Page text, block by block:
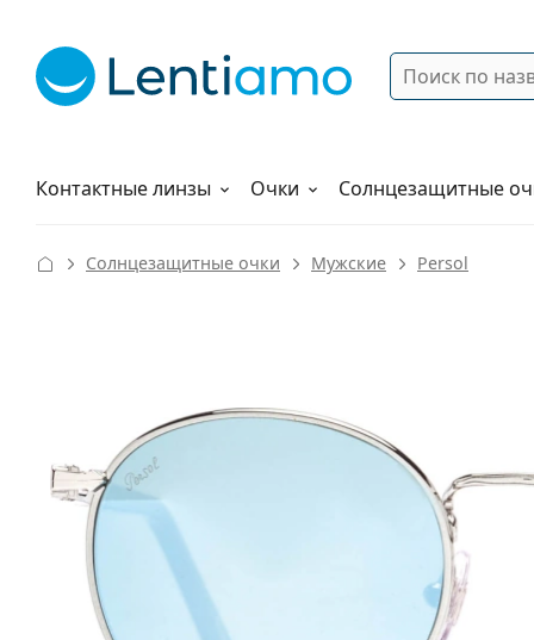
Поиск
Контактные линзы
Растворы Очки Солнцезащитные
Как заказать
Солнцезащитные очки Мужские Persol